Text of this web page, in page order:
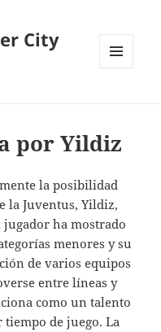
City
por Yildiz
la posibilidad
la Juventus, Yildiz,
ha mostrado
menores y su
de varios equipos
entre líneas y
como un talento
de juego. La